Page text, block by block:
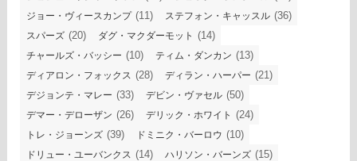
ジョー・ヴィースカンプ(11) ステフォン・キャッスル (36)
スパーズ (20) ダグ・マクダーモット (14)
チャールズ・バッシー (10) ティム・ダンカン (13)
ディアロン・フォックス (28) ディラン・ハーパー (21)
デジョンテ・マレー (33) デビン・ヴァセル (50)
デマー・デローザン (26) デリック・ホワイト (24)
トレ・ジョーンズ (39) ドミニク・バーロウ (10)
ドリュー・ユーバンクス (14) ハリソン・バーンズ (15)